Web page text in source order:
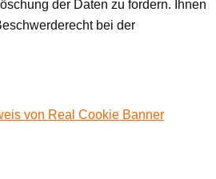
der Daten zu fordern. Ihnen
bei der
von Real Cookie Banner